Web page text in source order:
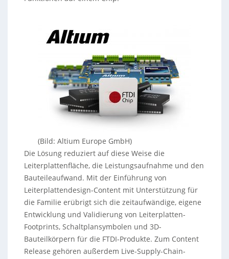
(Bild: Altium Europe GmbH)
Die Lösung reduziert auf diese Weise die
Leiterplattenfläche, die Leistungsaufnahme und den
Bauteileaufwand. Mit der Einführung von
Leiterplattendesign-Content mit Unterstützung für
die Familie erübrigt sich die zeitaufwändige, eigene
Entwicklung und Validierung von Leiterplatten-
Footprints, Schaltplansymbolen und 3D-
Bauteilkörpern für die FTDI-Produkte. Zum Content
Release gehören außerdem Live-Supply-Chain-